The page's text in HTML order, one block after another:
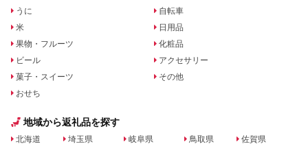
うに
米
果物・フルーツ
ビール
菓子・スイーツ
おせち
自転車
日用品
化粧品
アクセサリー
その他
地域から返礼品を探す
北海道
埼玉県
岐阜県
鳥取県
佐賀県